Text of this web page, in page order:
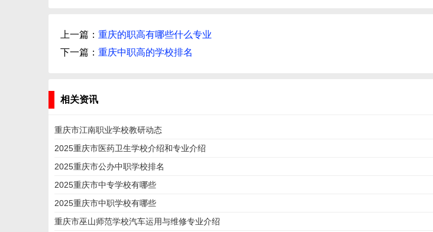
上一篇： 重庆的职高有哪些什么专业
下一篇： 重庆中职高的学校排名
相关资讯
重庆市江南职业学校教研动态
2025重庆市医药卫生学校介绍和专业介绍
2025重庆市公办中职学校排名
2025重庆市中专学校有哪些
2025重庆市中职学校有哪些
重庆市巫山师范学校汽车运用与维修专业介绍